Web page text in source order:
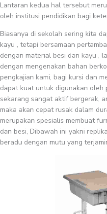
Lantaran kedua hal tersebut
oleh institusi pendidikan bagi
Biasanya di sekolah sering kita
kayu , tetapi bersamaan
dengan material besi dan kayu ,
dengan mengenakan bahan
pengkajian kami, bagi kursi dan
dapat kuat untuk digunakan
sekarang sangat aktif bergerak,
maka akan cepat rusak dalam
merupakan spesialis membuat
dan besi, Dibawah ini yakni
beradu dengan mutu yang